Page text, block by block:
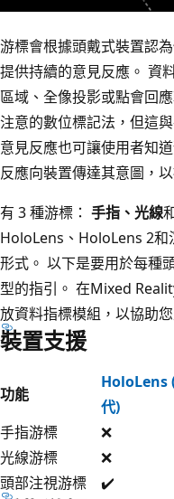
游標會根據頭戴式裝置認
提供持續的意見反應。 資
區域、全像投影或點會回
注意的數位標記法，但這
意見反應也可讓使用者知
反應向裝置傳達其意圖，
有 3 種游標： 手指、光線
HoloLens、HoloLens 2和
形式。 以下是要用於每種
型的指引。 在Mixed
放資料指標模組，以協助
裝置支援
功能
HoloLens
代)
手指游標
❌
光線游標
❌
頭部注視游標
✔️